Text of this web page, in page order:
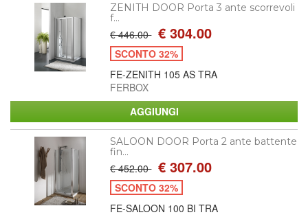
ZENITH DOOR Porta 3 ante scorrevoli
f...
€ 446.00 € 304.00
SCONTO 32%
FE-ZENITH 105 AS TRA
FERBOX
SALOON DOOR Porta 2 ante battente
fin...
€ 452.00 € 307.00
SCONTO 32%
FE-SALOON 100 BI TRA